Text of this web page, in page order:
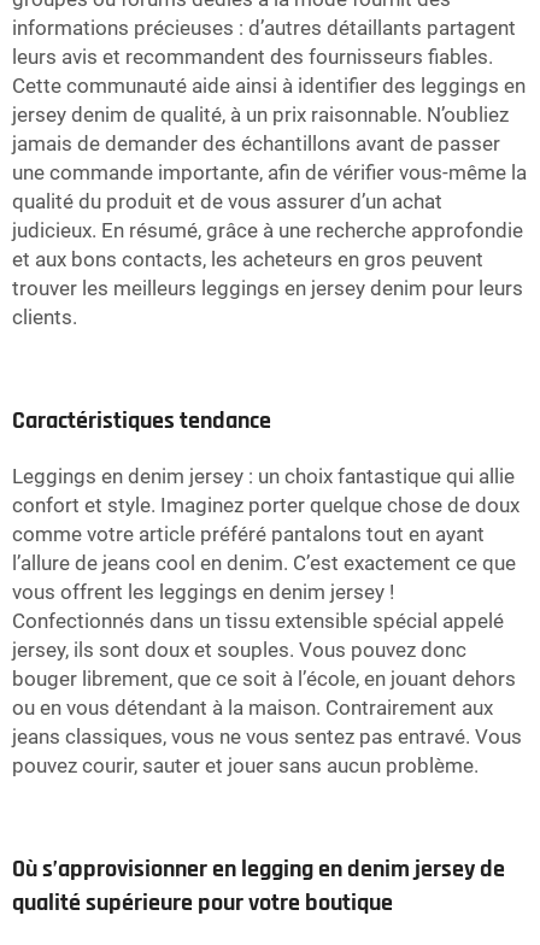
informations précieuses : d’autres détaillants partagent
leurs avis et recommandent des fournisseurs fiables.
Cette communauté aide ainsi à identifier des leggings en
jersey denim de qualité, à un prix raisonnable. N’oubliez
jamais de demander des échantillons avant de passer
une commande importante, afin de vérifier vous-même la
qualité du produit et de vous assurer d’un achat
judicieux. En résumé, grâce à une recherche approfondie
et aux bons contacts, les acheteurs en gros peuvent
trouver les meilleurs leggings en jersey denim pour leurs
clients.
Caractéristiques tendance
Leggings en denim jersey : un choix fantastique qui allie
confort et style. Imaginez porter quelque chose de doux
comme votre article préféré pantalons tout en ayant
l’allure de jeans cool en denim. C’est exactement ce que
vous offrent les leggings en denim jersey !
Confectionnés dans un tissu extensible spécial appelé
jersey, ils sont doux et souples. Vous pouvez donc
bouger librement, que ce soit à l’école, en jouant dehors
ou en vous détendant à la maison. Contrairement aux
jeans classiques, vous ne vous sentez pas entravé. Vous
pouvez courir, sauter et jouer sans aucun problème.
Où s’approvisionner en legging en denim jersey de
qualité supérieure pour votre boutique